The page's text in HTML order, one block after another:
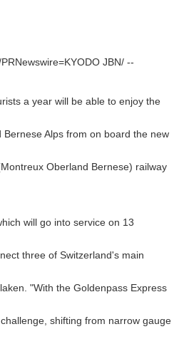
JBN/ --
a year will be able to enjoy the
Alps from on board the new
Oberland Bernese) railway
will go into service on 13
three of Switzerland's main
"With the Goldenpass Express
shifting from narrow gauge